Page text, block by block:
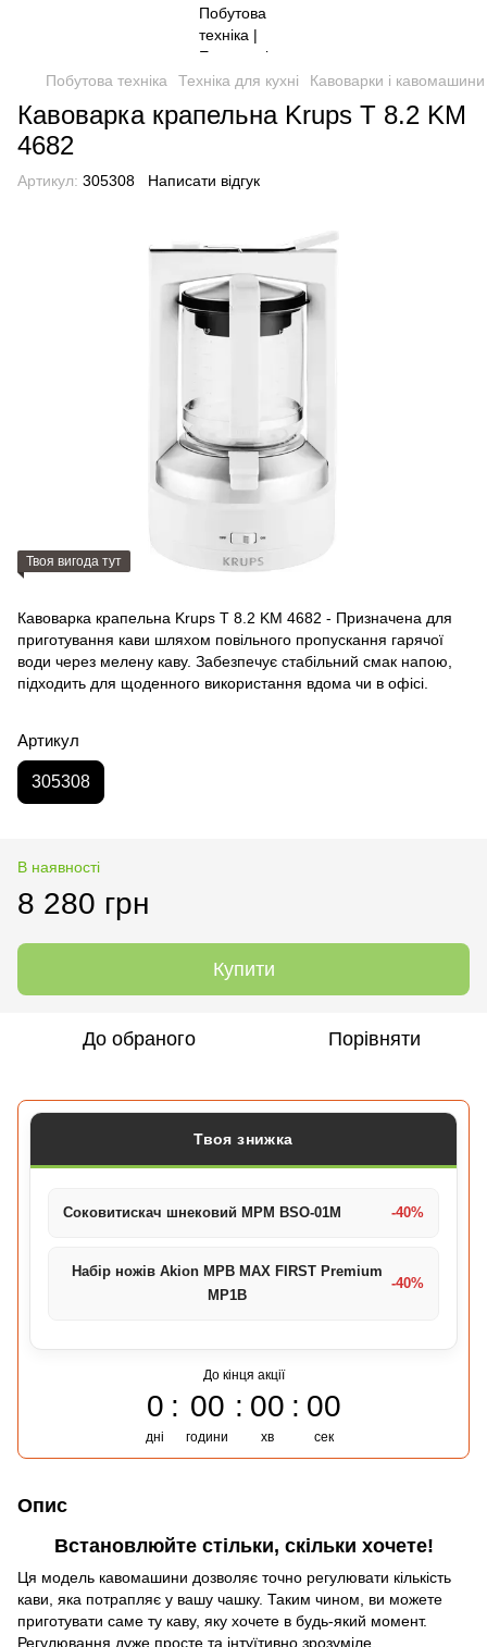
Побутова техніка Техніка для кухні Кавоварки і кавомашини
Кавоварка крапельна Krups T 8.2 KM
4682
Артикул: 305308 Написати відгук
Твоя вигода тут
Кавоварка крапельна Krups T 8.2 KM 4682 - Призначена для
приготування кави шляхом повільного пропускання гарячої
води через мелену каву. Забезпечує стабільний смак напою,
підходить для щоденного використання вдома чи в офісі.
Артикул
305308
В наявності
8 280 грн
Купити
До обраного Порівняти
Твоя знижка
Соковитискач шнековий MPM BSO-01M -40%
Набір ножів Akion MPB MAX FIRST Premium
MP1B
-40%
До кінця акції
0
дні
00
години
00
хв
00
сек
Опис
Встановлюйте стільки, скільки хочете!
Ця модель кавомашини дозволяє точно регулювати кількість
кави, яка потрапляє у вашу чашку. Таким чином, ви можете
приготувати саме ту каву, яку хочете в будь-який момент.
Регулювання дуже просте та інтуїтивно зрозуміле.